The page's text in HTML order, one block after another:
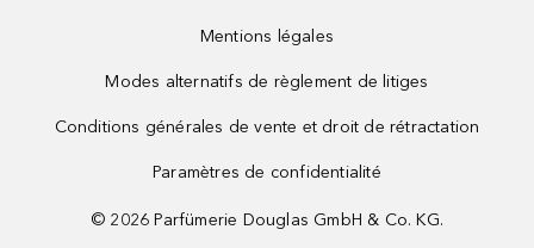
Mentions légales
Modes alternatifs de règlement de litiges
Conditions générales de vente et droit de rétractation
Paramètres de confidentialité
© 2026 Parfümerie Douglas GmbH & Co. KG.